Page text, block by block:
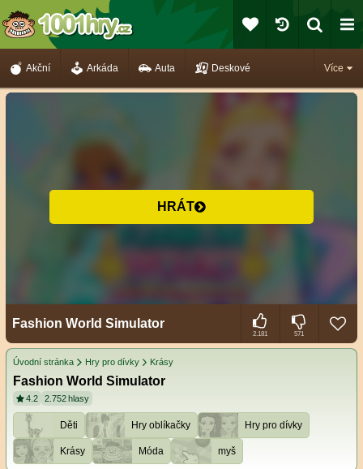
Více
Akční Arkáda Auta Deskové
HRÁT
Fashion World Simulator
2.181 571
Úvodní stránka Hry pro dívky Krásy
Fashion World Simulator
4.2 2.752 hlasy
Děti Hry oblíkačky Hry pro dívky
Krásy Móda myš